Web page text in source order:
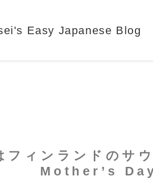
Easy Japanese Blog
フィンランドの
Mother’s